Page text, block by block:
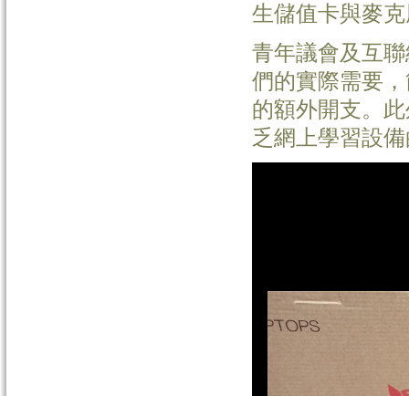
生儲值卡與麥
青年議會及互
們的實際需要
的額外開支。
乏網上學習設